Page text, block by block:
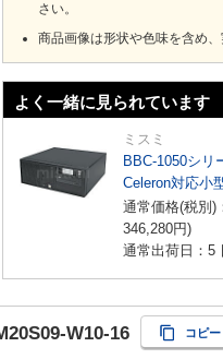
さい。
商品画像は形状や色味を含め
よく一緒に見られています
ミスミ
BBC-1050シリ
Celeron対応小
通常価格(税別)
346,280円)
通常出荷日：5
W10-16 コピー